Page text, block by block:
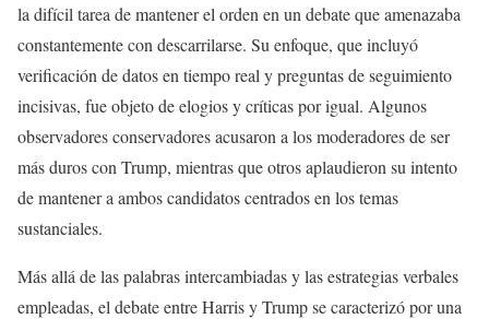
la difícil tarea de mantener el orden en un debate que amenazaba
constantemente con descarrilarse. Su enfoque, que incluyó
verificación de datos en tiempo real y preguntas de seguimiento
incisivas, fue objeto de elogios y críticas por igual. Algunos
observadores conservadores acusaron a los moderadores de ser
más duros con Trump, mientras que otros aplaudieron su intento
de mantener a ambos candidatos centrados en los temas
sustanciales.
Más allá de las palabras intercambiadas y las estrategias verbales
empleadas, el debate entre Harris y Trump se caracterizó por una